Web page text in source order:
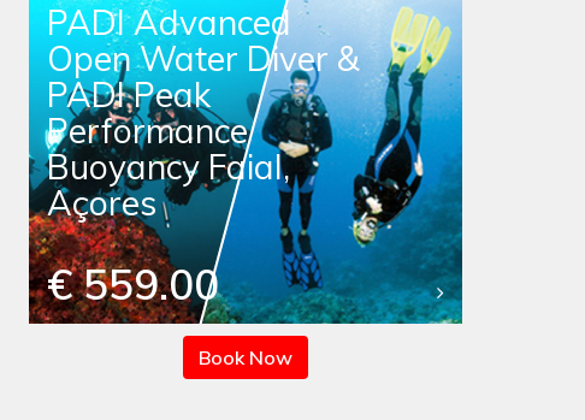
PADI Advanced
Open Water Diver &
PADI Peak
Performance
Buoyancy Faial,
Açores
€ 559.00
Book Now